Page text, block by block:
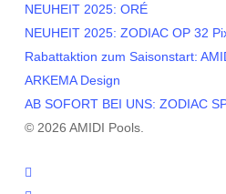
NEUHEIT 2025: ORÉ
NEUHEIT 2025: ZODIAC OP 32
Rabattaktion zum Saisonstart:
ARKEMA Design
AB SOFORT BEI UNS: ZODIAC
© 2026 AMIDI Pools.
twitter